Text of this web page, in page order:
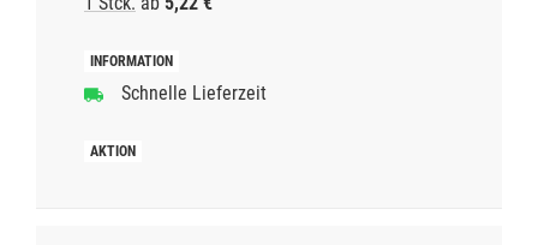
Schnelle Lieferzeit